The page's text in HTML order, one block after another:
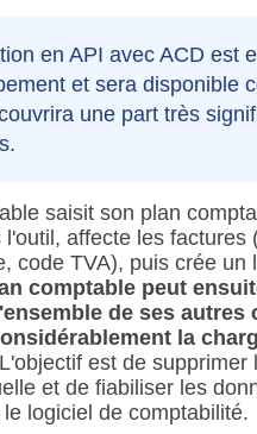
en API avec ACD est
et sera disponible
une part très
saisit son plan
affecte les factures
code TVA), puis crée un
comptable peut
de ses autres
la
L'objectif est de supprimer
et de fiabiliser les
logiciel de comptabilité.